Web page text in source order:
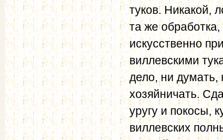
туков. Никакой,
та же
искусственно
виллевскими
дело, ни думать,
хозяйничать.
уругу и покосы,
виллевских